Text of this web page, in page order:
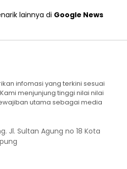
lainnya di Google News
infomasi yang terkini sesuai
menjunjung tinggi nilai nilai
utama sebagai media
Jl. Sultan Agung no 18 Kota